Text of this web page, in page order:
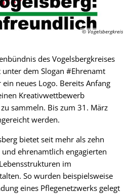
© Vogelsbergkreis
des Vogelsbergkreises
dem Slogan #Ehrenamt
neues Logo. Bereits Anfang
Kreativwettbewerb
sammeln. Bis zum 31. März
werden.
bietet seit mehr als zehn
ehrenamtlich engagierten
im
So wurden beispielsweise
eines Pflegenetzwerks gelegt